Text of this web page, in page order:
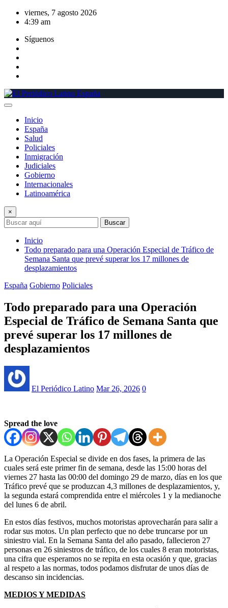
Saltar
viernes, 7 agosto 2026
4:39 am
Síguenos
Inicio
España
Salud
Policiales
Inmigración
Judiciales
Gobierno
Internacionales
Latinoamérica
×
Buscar
Inicio
Todo preparado para una Operación Especial de Tráfico de
Semana Santa que prevé superar los 17 millones de
desplazamientos
España Gobierno Policiales
Todo preparado para una Operación
Especial de Tráfico de Semana Santa que
prevé superar los 17 millones de
desplazamientos
El Periódico Latino Mar 26, 2026 0
Spread the love
La Operación Especial se divide en dos fases, la primera de las
cuales será este primer fin de semana, desde las 15:00 horas del
viernes 27 hasta las 00:00 del domingo 29 de marzo, días en los que
Tráfico prevé que se produzcan 4,3 millones de desplazamientos, y,
la segunda estará comprendida entre el miércoles 1 y la medianoche
del lunes 6 de abril.
En estos días festivos, muchos motoristas aprovecharán para salir a
rodar sus motos. Un plan perfecto que no debe truncarse por un
siniestro vial. En la Semana Santa del año pasado, fallecieron 27
personas en 26 siniestros de tráfico, de los cuales 8 eran motoristas,
una cifra que esperamos no se repita en esta ocasión y que, gracias
al respeto a las normas, todos podamos disfrutar de unos días de
descanso sin incidencias.
MEDIOS Y MEDIDAS